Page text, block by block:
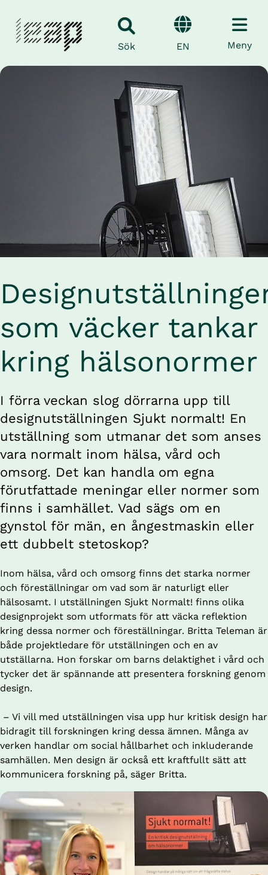
Sök EN Meny
som väcker tankar
kring hälsonormer
I förra veckan slog dörrarna upp till
designutställningen Sjukt normalt! En
utställning som utmanar det som anses
vara normalt inom hälsa, vård och
omsorg. Det kan handla om egna
förutfattade meningar eller normer som
finns i samhället. Vad sägs om en
gynstol för män, en ångestmaskin eller
ett dubbelt stetoskop?
Inom hälsa, vård och omsorg finns det starka normer
och föreställningar om vad som är naturligt eller
hälsosamt. I utställningen Sjukt Normalt! finns olika
designprojekt som utformats för att väcka reflektion
kring dessa normer och föreställningar. Britta Teleman är
både projektledare för utställningen och en av
utställarna. Hon forskar om barns delaktighet i vård och
tycker det är spännande att presentera forskning genom
design.
bidragit till forskningen kring dessa ämnen. Många av
verken handlar om social hållbarhet och inkluderande
samhällen. Men design är också ett kraftfullt sätt att
kommunicera forskning på, säger Britta.